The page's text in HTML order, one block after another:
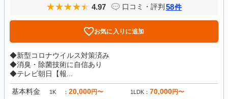
4.97 口コミ・評判 58件
お気に入りに追加
◆新型コロナウイルス対策済み
◆消臭・除菌技術に自信あり
◆テレビ朝日【報...
基本料金 1K 20,000円〜 1LDK 70,000円〜